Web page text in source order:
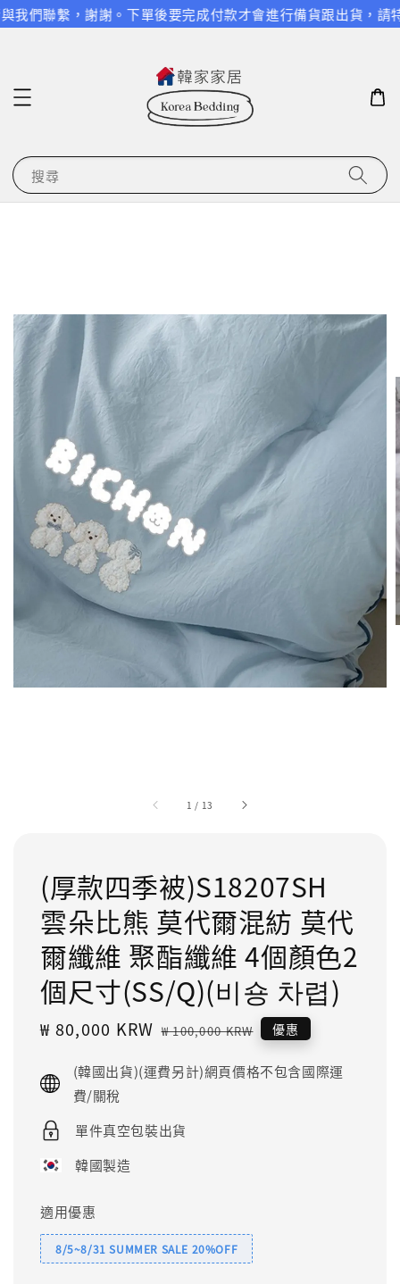
聯繫，謝謝。下單後要完成付款才會進行備貨跟出貨，請特別
搜尋
1 / 13
(厚款四季被)S18207SH
雲朵比熊 莫代爾混紡 莫代
爾纖維 聚酯纖維 4個顏色2
個尺寸(SS/Q)(비숑 차렵)
Sale
₩ 80,000 KRW Regular
₩ 100,000 KRW 優惠
(韓國出貨)(運費另計)網頁價格不包含國際運
費/關稅
單件真空包裝出貨
韓國製造
適用優惠
8/5~8/31 SUMMER SALE 20%OFF